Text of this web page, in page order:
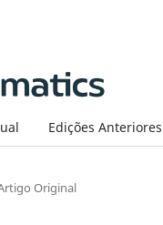
Edições Anteriores
Original